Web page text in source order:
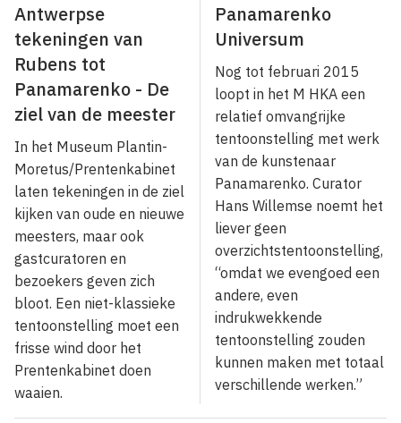
Antwerpse
tekeningen van
Rubens tot
Panamarenko - De
ziel van de meester
In het Museum Plantin-
Moretus/Prentenkabinet
laten tekeningen in de ziel
kijken van oude en nieuwe
meesters, maar ook
gastcuratoren en
bezoekers geven zich
bloot. Een niet-klassieke
tentoonstelling moet een
frisse wind door het
Prentenkabinet doen
waaien.
Panamarenko
Universum
Nog tot februari 2015
loopt in het M HKA een
relatief omvangrijke
tentoonstelling met werk
van de kunstenaar
Panamarenko. Curator
Hans Willemse noemt het
liever geen
overzichtstentoonstelling,
“omdat we evengoed een
andere, even
indrukwekkende
tentoonstelling zouden
kunnen maken met totaal
verschillende werken.”